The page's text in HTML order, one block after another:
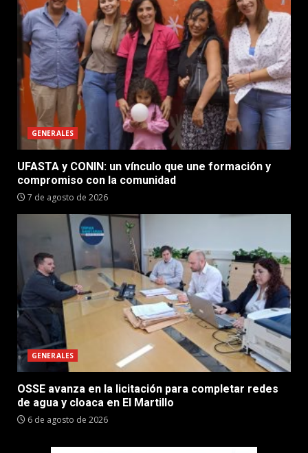
GENERALES
UFASTA y CONIN: un vínculo que une formación y
compromiso con la comunidad
7 de agosto de 2026
GENERALES
OSSE avanza en la licitación para completar redes
de agua y cloaca en El Martillo
6 de agosto de 2026